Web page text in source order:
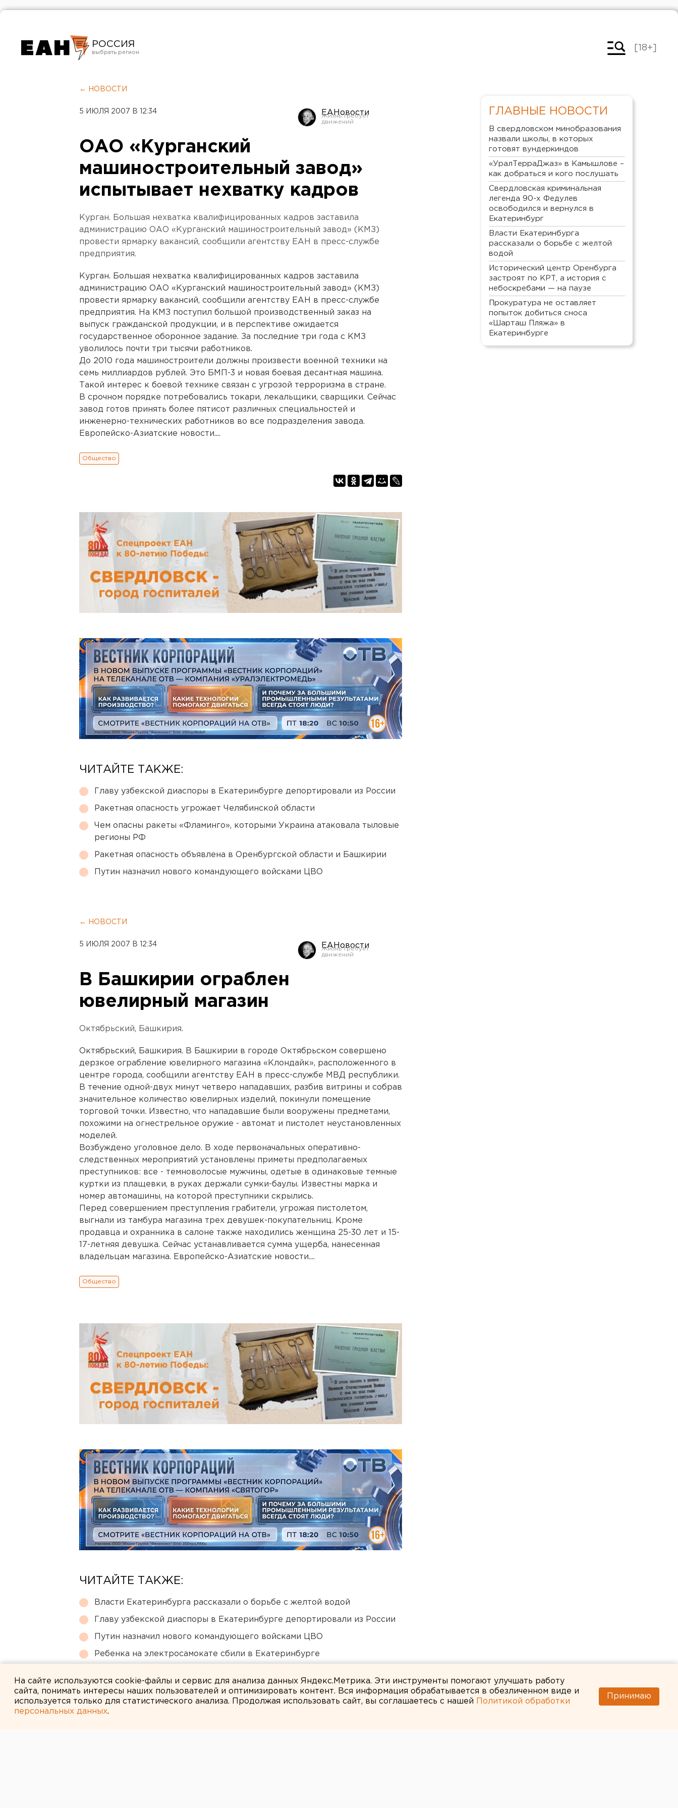
РОССИЯ
Челябинск
[18+]
← НОВОСТИ
5 ИЮЛЯ 2007 В 12:34 ЕАНовости
ОАО «Курганский
машиностроительный завод»
испытывает нехватку кадров
Курган. Большая нехватка квалифицированных кадров заставила
администрацию ОАО «Курганский машиностроительный завод» (КМЗ)
провести ярмарку вакансий, сообщили агентству ЕАН в пресс-службе
предприятия.
Курган. Большая нехватка квалифицированных кадров заставила
администрацию ОАО «Курганский машиностроительный завод» (КМЗ)
провести ярмарку вакансий, сообщили агентству ЕАН в пресс-службе
предприятия. На КМЗ поступил большой производственный заказ на
выпуск гражданской продукции, и в перспективе ожидается
государственное оборонное задание. За последние три года с КМЗ
уволилось почти три тысячи работников.
До 2010 года машиностроители должны произвести военной техники на
семь миллиардов рублей. Это БМП-3 и новая боевая десантная машина.
Такой интерес к боевой технике связан с угрозой терроризма в стране.
В срочном порядке потребовались токари, лекальщики, сварщики. Сейчас
завод готов принять более пятисот различных специальностей и
инженерно-технических работников во все подразделения завода.
Европейско-Азиатские новости....
Общество
ЧИТАЙТЕ ТАКЖЕ:
Главу узбекской диаспоры в Екатеринбурге депортировали из России
Ракетная опасность угрожает Челябинской области
Чем опасны ракеты «Фламинго», которыми Украина атаковала тыловые
регионы РФ
Ракетная опасность объявлена в Оренбургской области и Башкирии
Путин назначил нового командующего войсками ЦВО
← НОВОСТИ
5 ИЮЛЯ 2007 В 12:34 ЕАНовости
В Башкирии ограблен
ювелирный магазин
Октябрьский, Башкирия.
Октябрьский, Башкирия. В Башкирии в городе Октябрьском совершено
дерзкое ограбление ювелирного магазина «Клондайк», расположенного в
центре города, сообщили агентству ЕАН в пресс-службе МВД республики.
В течение одной-двух минут четверо нападавших, разбив витрины и собрав
значительное количество ювелирных изделий, покинули помещение
торговой точки. Известно, что нападавшие были вооружены предметами,
похожими на огнестрельное оружие - автомат и пистолет неустановленных
моделей.
Возбуждено уголовное дело. В ходе первоначальных оперативно-
следственных мероприятий установлены приметы предполагаемых
преступников: все - темноволосые мужчины, одетые в одинаковые темные
куртки из плащевки, в руках держали сумки-баулы. Известны марка и
номер автомашины, на которой преступники скрылись.
Перед совершением преступления грабители, угрожая пистолетом,
выгнали из тамбура магазина трех девушек-покупательниц. Кроме
продавца и охранника в салоне также находились женщина 25-30 лет и 15-
17-летняя девушка. Сейчас устанавливается сумма ущерба, нанесенная
владельцам магазина. Европейско-Азиатские новости....
Общество
ЧИТАЙТЕ ТАКЖЕ:
Власти Екатеринбурга рассказали о борьбе с желтой водой
Главу узбекской диаспоры в Екатеринбурге депортировали из России
Путин назначил нового командующего войсками ЦВО
Ребенка на электросамокате сбили в Екатеринбурге
ГЛАВНЫЕ НОВОСТИ
В свердловском минобразования
назвали школы, в которых
готовят вундеркиндов
«УралТерраДжаз» в Камышлове –
как добраться и кого послушать
Свердловская криминальная
легенда 90-х Федулев
освободился и вернулся в
Екатеринбург
Власти Екатеринбурга
рассказали о борьбе с желтой
водой
Исторический центр Оренбурга
застроят по КРТ, а история с
небоскребами — на паузе
Прокуратура не оставляет
попыток добиться сноса
«Шарташ Пляжа» в
Екатеринбурге
На сайте используются cookie-файлы и сервис для анализа данных Яндекс.Метрика. Эти инструменты помогают улучшать работу
сайта, понимать интересы наших пользователей и оптимизировать контент. Вся информация обрабатывается в обезличенном виде и
используется только для статистического анализа. Продолжая использовать сайт, вы соглашаетесь с нашей
Политикой обработки
персональных данных.
Принимаю